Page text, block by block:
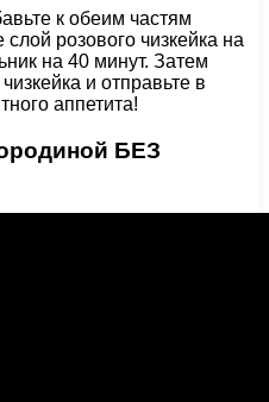
к обеим частям
розового чизкейка на
на 40 минут. Затем
и отправьте в
аппетита!
БЕЗ